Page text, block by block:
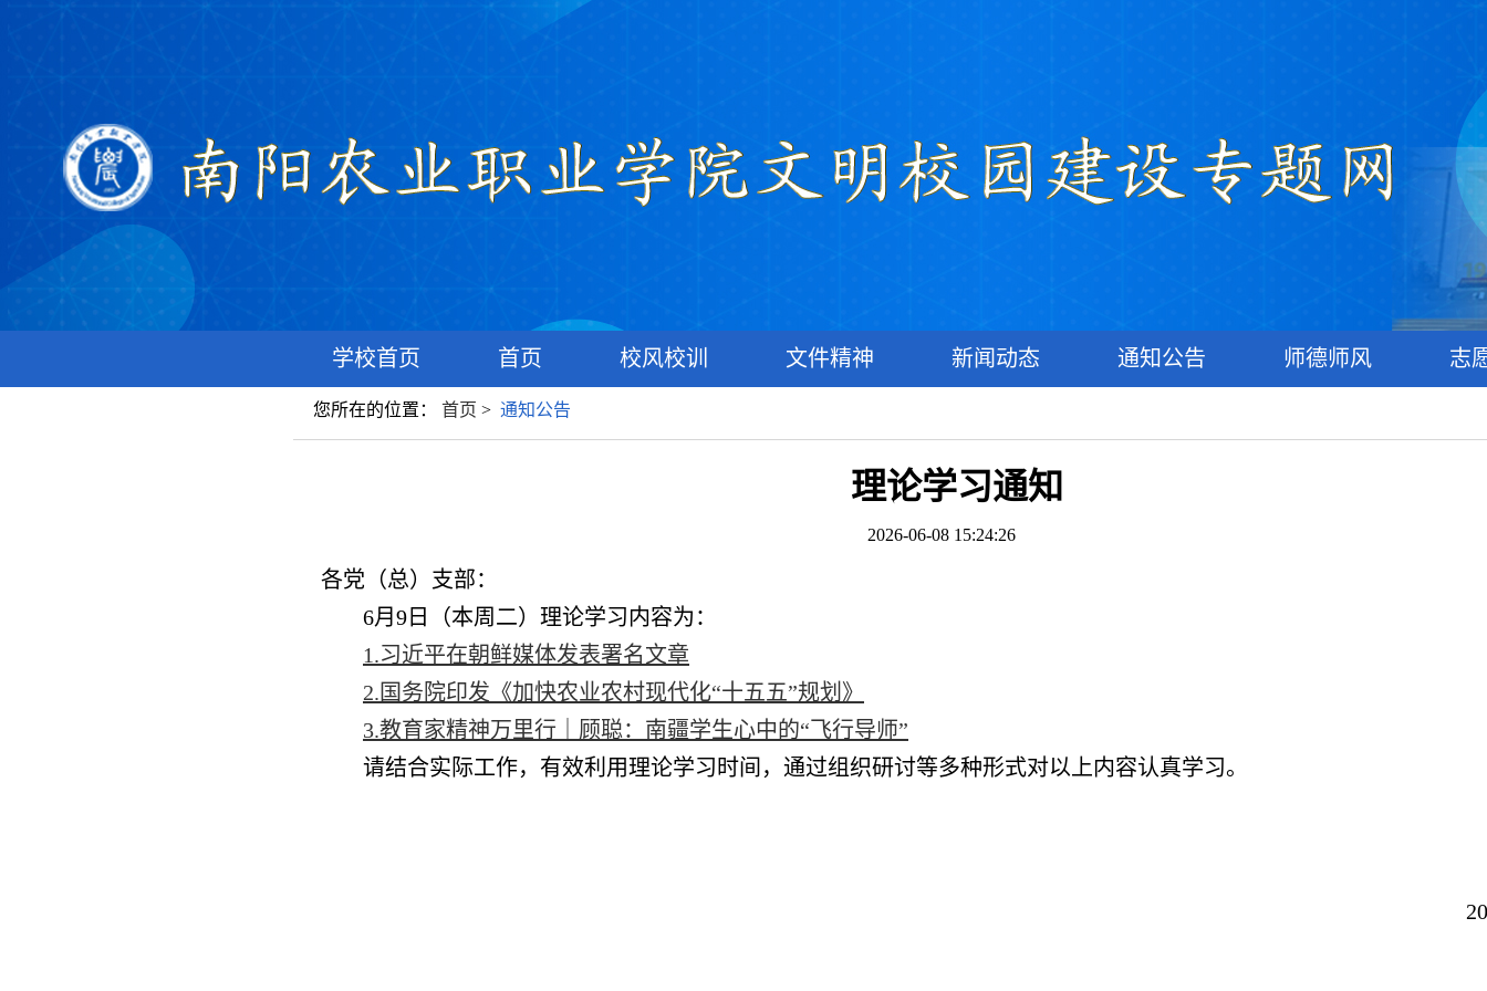
学校首页 首页 校风校训 文件精神 新闻动态 通知公告 师德师风 志
您所在的位置： 首页 > 通知公告
理论学习通知
2026-06-08 15:24:26
各党（总）支部：
6月9日（本周二）理论学习内容为：
1.习近平在朝鲜媒体发表署名文章
2.国务院印发《加快农业农村现代化“十五五”规划》
3.教育家精神万里行｜顾聪：南疆学生心中的“飞行导师”
请结合实际工作，有效利用理论学习时间，通过组织研讨等多种形式对以上内容认真学习。